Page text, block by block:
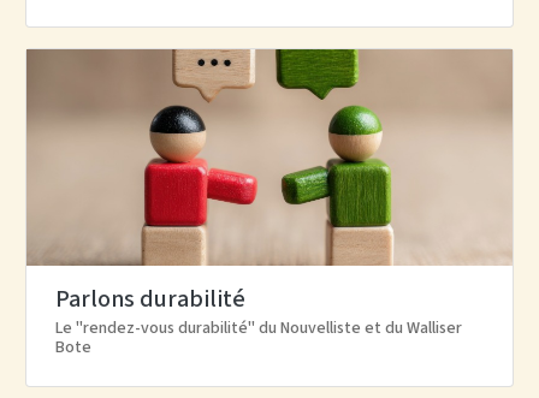
Parlons durabilité
Le "rendez-vous durabilité" du Nouvelliste et du Walliser
Bote